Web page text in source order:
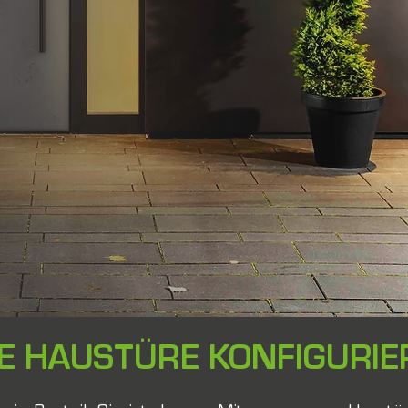
HAUSTÜRE